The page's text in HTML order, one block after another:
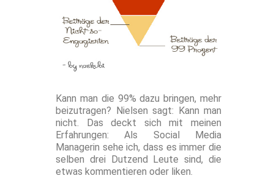
Kann man die 99% dazu bringen, mehr
beizutragen? Nielsen sagt: Kann man
nicht. Das deckt sich mit meinen
Erfahrungen: Als Social Media
Managerin sehe ich, dass es immer die
selben drei Dutzend Leute sind, die
etwas kommentieren oder liken.